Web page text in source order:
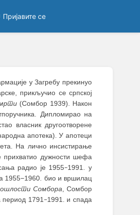
Пријавите се
у Загребу прекинуo
прикључио се српској
(Сомбор 1939). Након
Дипломирао на
власник другоотворене
апотека). У апотеци
На лично инсистирање
прихватио дужности шефа
радио је 1955–1991. у
1955−1960. био и вршилац
Сомбора, Сомбор
период 1791–1991. и спада